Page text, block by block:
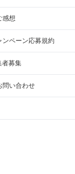
感想
ペーン応募規約
者募集
問い合わせ